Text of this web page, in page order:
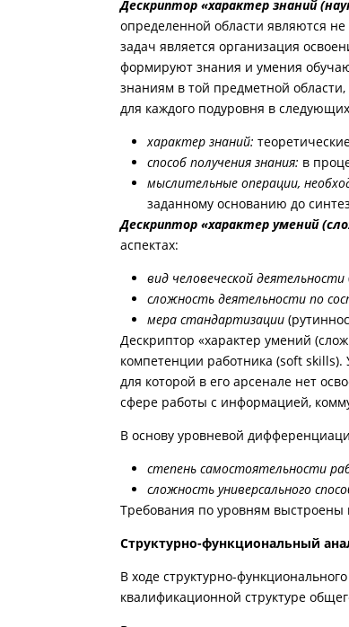
Дескриптор «характер знаний
определенной области являются
задач является организация
формируют знания и умения
знаниям в той предметной
для каждого подуровня в
характер знаний:
способ получения знания: в
мыслительные операции,
заданному основанию до
Дескриптор «характер умений
аспектах:
вид человеческой деятельности
сложность деятельности по
мера стандартизации
Дескриптор «характер умений
компетенции работника (soft
для которой в его арсенале нет
сфере работы с информацией,
В основу уровневой
степень самостоятельности
сложность универсального
Требования по уровням выстроены
Структурно-функциональный
В ходе структурно-
квалификационной структуре